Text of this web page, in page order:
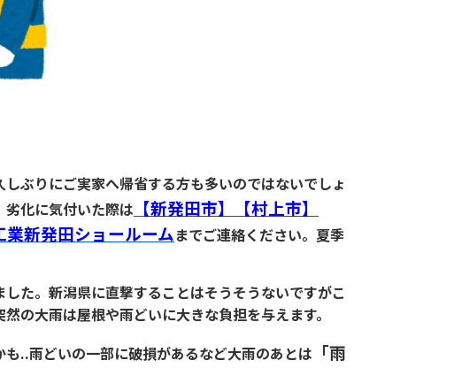
ぶりにご実家へ帰省する方も多いのではないでしょ
化に気付いた際は 【新発田市】【村上市】
新発田ショールームまでご連絡ください。夏季
た。新潟県に直撃することはそうそうないですがこ
の大雨は屋根や雨どいに大きな負担を与えます。
..雨どいの一部に破損があるなど大雨のあとは 「雨